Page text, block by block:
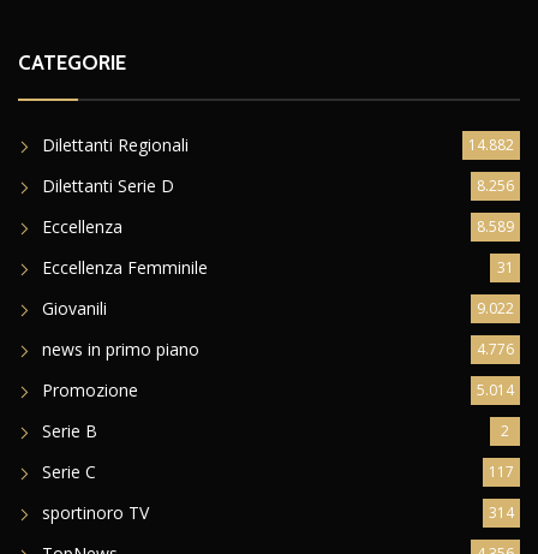
CATEGORIE
Dilettanti Regionali 14.882
Dilettanti Serie D 8.256
Eccellenza 8.589
Eccellenza Femminile 31
Giovanili 9.022
news in primo piano 4.776
Promozione 5.014
Serie B 2
Serie C 117
sportinoro TV 314